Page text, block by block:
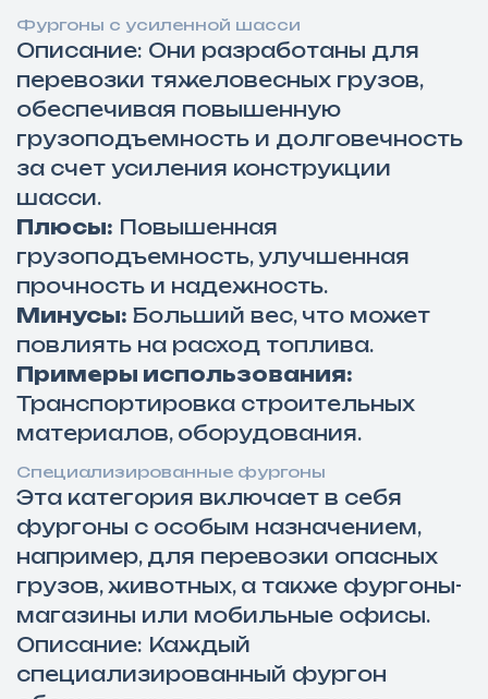
Фургоны с усиленной шасси
Описание: Они разработаны для
перевозки тяжеловесных грузов,
обеспечивая повышенную
грузоподъемность и долговечность
за счет усиления конструкции
шасси.
Плюсы: Повышенная
грузоподъемность, улучшенная
прочность и надежность.
Минусы: Больший вес, что может
повлиять на расход топлива.
Примеры использования:
Транспортировка строительных
материалов, оборудования.
Специализированные фургоны
Эта категория включает в себя
фургоны с особым назначением,
например, для перевозки опасных
грузов, животных, а также фургоны-
магазины или мобильные офисы.
Описание: Каждый
специализированный фургон